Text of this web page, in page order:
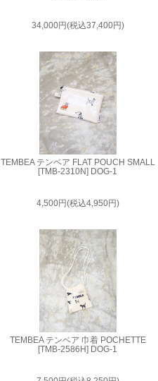
34,000円(税込37,400円)
TEMBEA テンベア FLAT POUCH SMALL
[TMB-2310N] DOG-1
4,500円(税込4,950円)
TEMBEA テンベア 巾着 POCHETTE
[TMB-2586H] DOG-1